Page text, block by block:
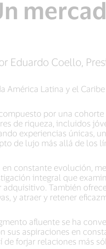
Eduardo Coello,
América Latina y el
por una
de riqueza, incluidos
experiencias únicas,
de lujo más allá de los
en constante evolución,
integral que
También
y atraer y retener
afluente se ha
sus aspiraciones en
de forjar relaciones más